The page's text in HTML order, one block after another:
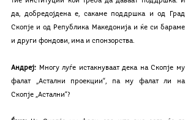
да, добредојдена е, сакаме поддршка и од Град
Скопје и од Република Македонија и ќе си бараме
и други фондови, има и спонзорства.
Андреј: Многу луѓе истакнуваат дека на Скопје му
фалат „Астални проекции“, па му фалат ли на
Скопје „Астални“?